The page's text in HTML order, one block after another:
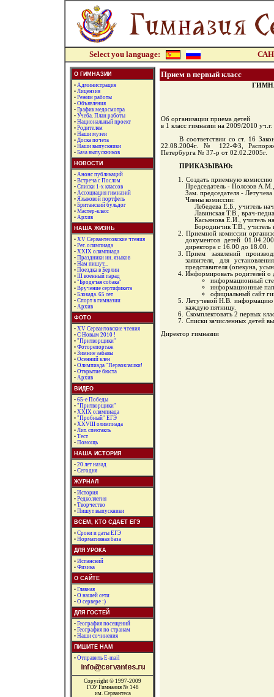
Select you language:
О ГИМНАЗИИ
• Администрация
• Лицензия
• Режим работы
• Объявления
• График медосмотра
• Учеба. План работы
• Национальный проект
• Родителям
• Наши музеи
• Доска почета
• Наши выпускники
• База выпускников
НОВОСТИ
• Анонс публикаций
• Встреча с Послом
• Списки 1-х классов
• Ассоциация гимназий
• Языковой портфель
• Британский бульдог
• Мастер-класс
• Архив
НАША ЖИЗНЬ
• XV Сервантесовские чтения
• Рег. олимпиада
• XXIX олимпиада
• Праздники ин. языков
• Нам пишут...
• Поездка в Берлин
• III военный парад
• "Бродячая собака"
• Вручение сертификата
• Блокада. 65 лет
• Спорт в гимназии
• Архив
ФОТО
• XV Сервантовские чтения
• С Новым 2010 !
• "Притворщики"
• Фоторепортаж
• Зимние забавы
• Осенний клен
• Олимпиада "Первоклашки!
• Открытие бюста
• Архив
ВИДЕО
• 65-е Победы
• "Притворщики"
• XXIX олимпиада
• "Пробный" ЕГЭ
• XXVIII олимпиада
• Лит. спектакль
• Тест
• Помощь
НАША ИСТОРИЯ
• 20 лет назад
• Сегодня
ЖУРНАЛ
• История
• Редколлегия
• Творчество
• Пишут выпускники
ВСЕМ, КТО СДАЕТ ЕГЭ
• Сроки и даты ЕГЭ
• Нормативная база
ДЛЯ УРОКА
• Испанский
• Физика
О САЙТЕ
• Главная
• О нашей сети
• О сервере :)
ДЛЯ ГОСТЕЙ
• География посещений
• География по странам
• Наши сочинения
ПИШИТЕ НАМ
• Отправить E-mail
Copyright © 1997-2009
ГОУ Гимназия № 148
им. Сервантеса
Прием в первый класс
Об организации приема детей
в 1 класс гимназии на 2009/2010 уч.г.
В соответствии со ст. 16
22.08.2004г. № 122-ФЗ,
Петербурга № 37-р от 02.02.2005г.
ПРИКАЗЫВАЮ:
Создать приемную комиссию
Председатель - Полозов
Зам. председателя -
Члены комиссии:
Лебедева Е.Б., учитель
Лавинская Т.В., врач-
Касьянова Е.И., учитель
Бородинчик Т.В., учитель
Приемной комиссии
документов детей
директора с 16.00 до 18.00.
Прием заявлений
заявителя, для
представителя (опекуна,
Информировать родителей о
информационный
информационные
официальный сайт
Летучевой Н.В. информацию
каждую пятницу.
Скомплектовать 2 первых
Списки зачисленных детей
Директор гимназии